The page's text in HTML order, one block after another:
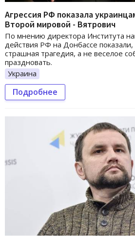
Агрессия РФ показала
Второй мировой - Вятрович
По мнению директора Института
действия РФ на Донбассе показали,
страшная трагедия, а не веселое
праздновать.
Украина
Подробнее